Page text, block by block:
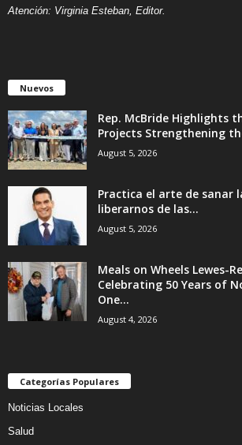
Atención: Virginia Esteban, Editor.
Nuevos
Rep. McBride Highlights
Projects Strengthening
August 5, 2026
Practica el arte de sanar
liberarnos de las...
August 5, 2026
Meals on Wheels Lewes-
Celebrating 50 Years of
One...
August 4, 2026
Categorías Populares
Noticias Locales
Salud